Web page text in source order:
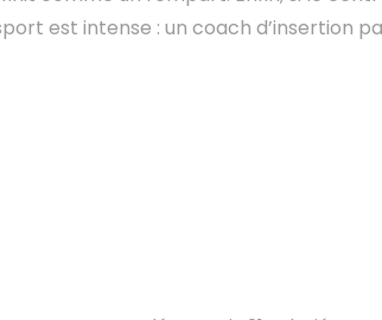
est intense : un coach d’insertion